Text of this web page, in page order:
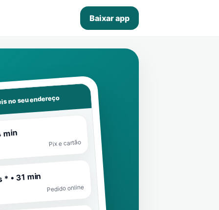
Baixar app
no seu endereço
min
Pix e cartão
• 31 min
Pedido online